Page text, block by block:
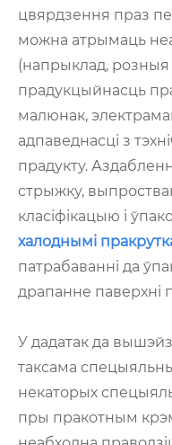
цвярдзення праз
можна атрымаць
(напрыклад, розныя
прадукцыйнасць
малюнак,
адпаведнасці з
прадукту.
стрыжку,
класіфікацыю і
халоднымі
патрабаванні да
драпанне паверхні
У дадатак да
таксама
некаторых
пры пракотным